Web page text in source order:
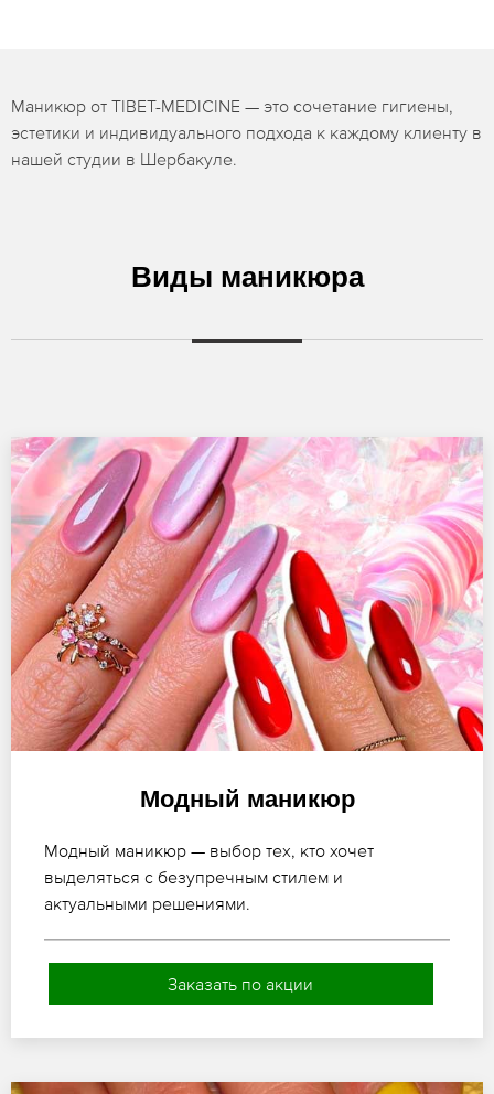
Маникюр от TIBET-MEDICINE — это сочетание гигиены,
эстетики и индивидуального подхода к каждому клиенту в
нашей студии в Шербакуле.
Виды маникюра
Модный маникюр
Модный маникюр — выбор тех, кто хочет
выделяться с безупречным стилем и
актуальными решениями.
Заказать по акции